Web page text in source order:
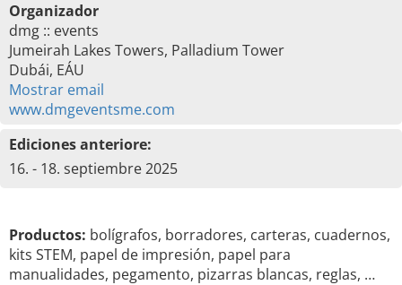
Organizador
dmg :: events
Jumeirah Lakes Towers, Palladium Tower
Dubái, EÁU
Mostrar email
www.dmgeventsme.com
Ediciones anteriore:
16. - 18. septiembre 2025
Productos: bolígrafos, borradores, carteras, cuadernos,
kits STEM, papel de impresión, papel para
manualidades, pegamento, pizarras blancas, reglas, …